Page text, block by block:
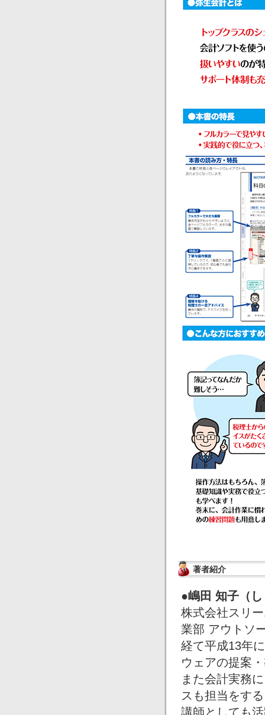
著者紹介
●嶋田 知子（
株式会社スリ
業部 アウトソ
経て平成13年
ウェアの提案
また会計実務
スも担当をす
講師としても